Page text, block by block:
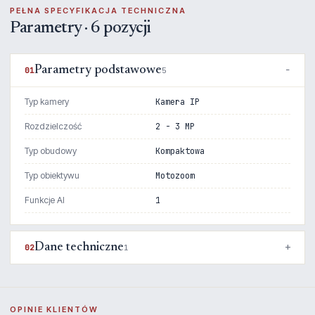
PEŁNA SPECYFIKACJA TECHNICZNA
Parametry · 6 pozycji
01Parametry podstawowe5
Typ kamery Kamera IP
Rozdzielczość 2 - 3 MP
Typ obudowy Kompaktowa
Typ obiektywu Motozoom
Funkcje AI 1
02Dane techniczne1
OPINIE KLIENTÓW